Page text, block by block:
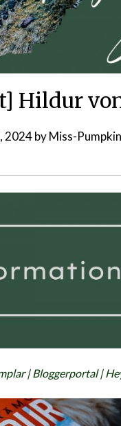
Hildur
2024byMiss-
| Bloggerportal |